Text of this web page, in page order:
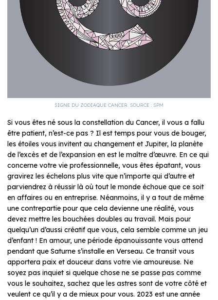
SIGNE DU ZODIAQUE CANCER. SOURCE : SPM
Si vous êtes né sous la constellation du Cancer, il vous a fallu
être patient, n’est-ce pas ? Il est temps pour vous de bouger,
les étoiles vous invitent au changement et Jupiter, la planète
de l’excès et de l’expansion en est le maître d’œuvre. En ce qui
concerne votre vie professionnelle, vous êtes épatant, vous
gravirez les échelons plus vite que n’importe qui d’autre et
parviendrez à réussir là où tout le monde échoue que ce soit
en affaires ou en entreprise. Néanmoins, il y a tout de même
une contrepartie pour que cela devienne une réalité, vous
devez mettre les bouchées doubles au travail. Mais pour
quelqu’un d’aussi créatif que vous, cela semble comme un jeu
d’enfant ! En amour, une période épanouissante vous attend
pendant que Saturne s’installe en Verseau. Ce transit vous
apportera paix et douceur dans votre vie amoureuse. Ne
soyez pas inquiet si quelque chose ne se passe pas comme
vous le souhaitez, sachez que les astres sont de votre côté et
veulent ce qu’il y a de mieux pour vous. 2023 est une année